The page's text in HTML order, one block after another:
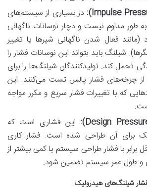
در بسیاری از سیستم‌های
طور مداوم نیست و دچار نوسانات ناگهانی
فعال شدن ناگهانی شیرها یا تغییر
شیلنگ باید بتواند این نوسانات فشار را
تحمل کند. تولیدکنندگان شیلنگ‌ها را برای
چرخه‌های فشار پالس تست می‌کنند. این
که با تغییرات فشار سریع و مکرر مواجه
این فشاری است که
برای آن طراحی شده است. فشار کاری
برابر با فشار طراحی سیستم یا کمی بیشتر از
و طول عمر سیستم تضمین شود.
فشار شیلنگ‌های هیدرولیک